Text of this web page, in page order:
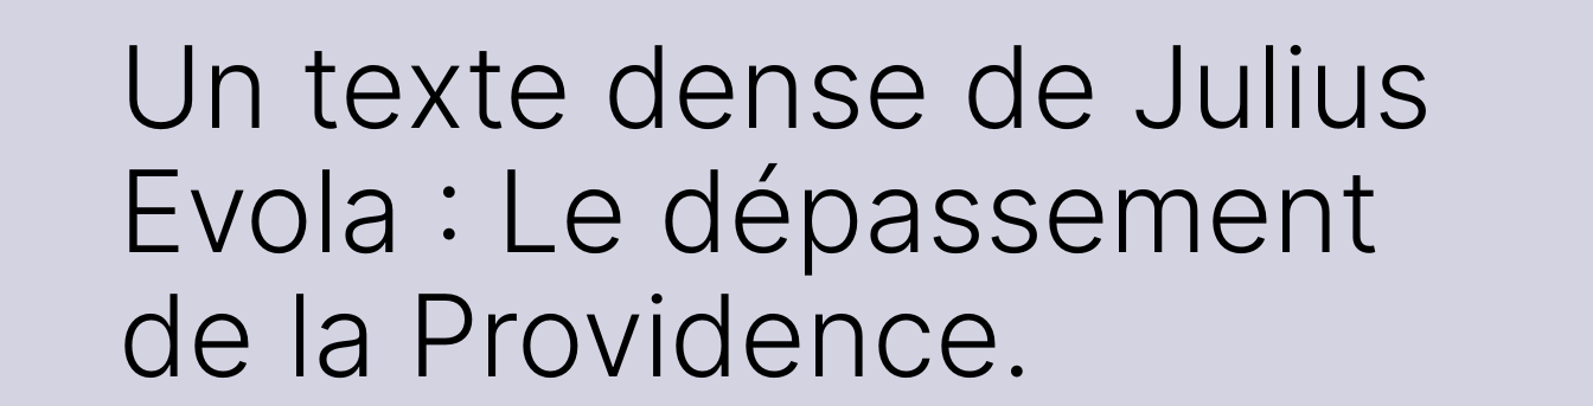
Un texte dense de Julius
Evola : Le dépassement
de la Providence.